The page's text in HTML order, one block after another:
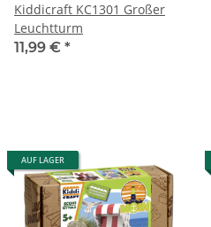
Kiddicraft KC1301 Großer
Leuchtturm
11,99 € *
AUF LAGER